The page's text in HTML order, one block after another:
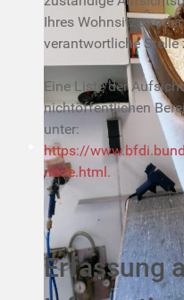
Ihres Wohnsitzes
verantwortliche Stelle
Eine Liste der
nichtöffentlichen
unter:
https://
node.html .
Erfassung